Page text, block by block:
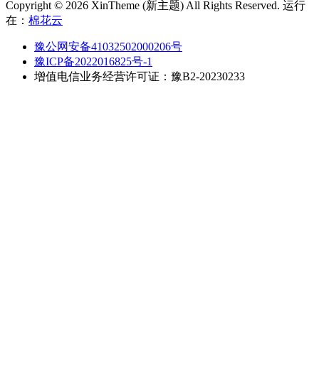
Copyright © 2026 XinTheme (新主题) All Rights Reserved. 运行
在： 棉花云
豫公网安备41032502000206号
豫ICP备2022016825号-1
增值电信业务经营许可证：豫B2-20230233